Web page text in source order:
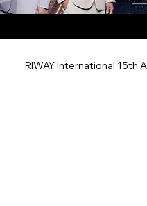
RIWAY International 15th